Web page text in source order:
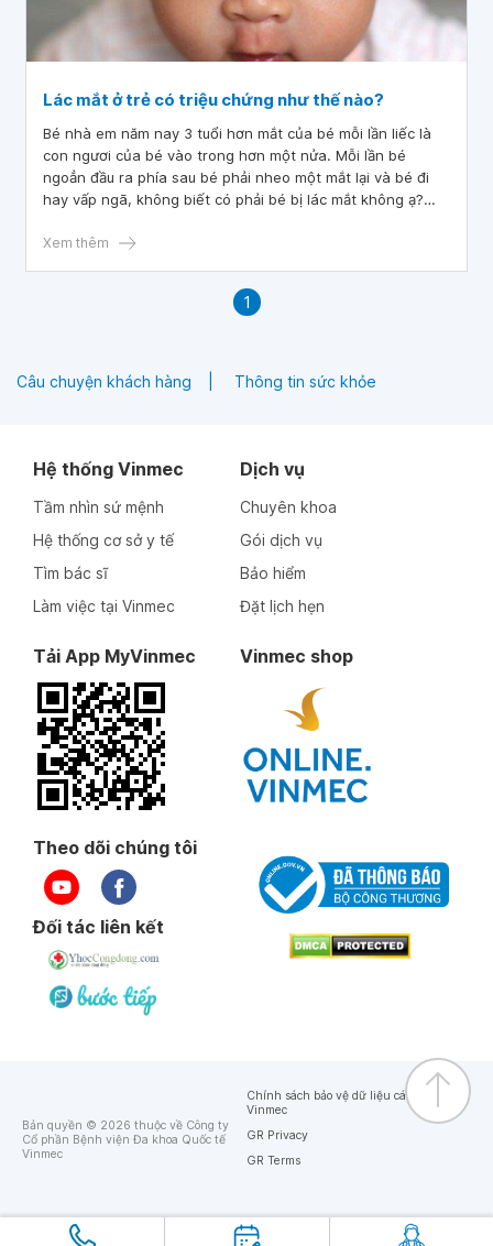
Lác mắt ở trẻ có triệu chứng như thế nào?
Bé nhà em năm nay 3 tuổi hơn mắt của bé mỗi lần liếc là
con ngươi của bé vào trong hơn một nửa. Mỗi lần bé
ngoẳn đầu ra phía sau bé phải nheo một mắt lại và bé đi
hay vấp ngã, không biết có phải bé bị lác mắt không ạ?
Xem thêm
1
Câu chuyện khách hàng Thông tin sức khỏe
Hệ thống Vinmec
Tầm nhìn sứ mệnh
Hệ thống cơ sở y tế
Tìm bác sĩ
Làm việc tại Vinmec
Dịch vụ
Chuyên khoa
Gói dịch vụ
Bảo hiểm
Đặt lịch hẹn
Tải App MyVinmec Vinmec shop
Theo dõi chúng tôi
Đối tác liên kết
Bản quyền © 2026 thuộc về Công ty
Cổ phần Bệnh viện Đa khoa Quốc tế
Vinmec
Chính sách bảo vệ dữ liệu cá nhân của
Vinmec
GR Privacy
GR Terms